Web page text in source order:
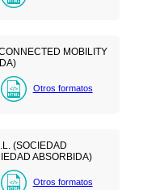
MOBILITY
Otros formatos
(SOCIEDAD
ABSORBIDA)
Otros formatos